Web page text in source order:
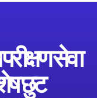
सेवा
छुट